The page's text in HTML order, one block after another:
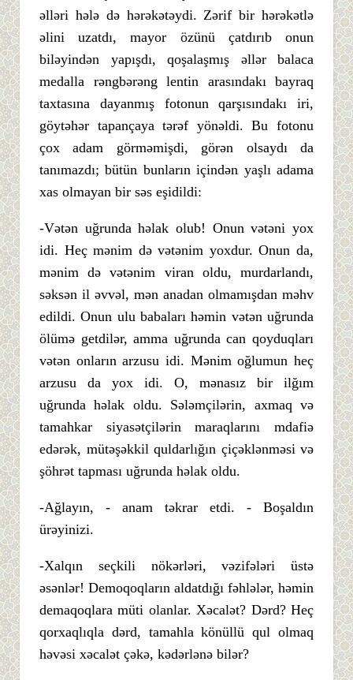
əlləri hələ də hərəkətəydi. Zərif bir hərəkətlə
əlini uzatdı, mayor özünü çatdırıb onun
biləyindən yapışdı, qoşalaşmış əllər balaca
medalla rəngbərəng lentin arasındakı bayraq
taxtasına dayanmış fotonun qarşısındakı iri,
göytəhər tapançaya tərəf yönəldi. Bu fotonu
çox adam görməmişdi, görən olsaydı da
tanımazdı; bütün bunların içindən yaşlı adama
xas olmayan bir səs eşidildi:
-Vətən uğrunda həlak olub! Onun vətəni yox
idi. Heç mənim də vətənim yoxdur. Onun da,
mənim də vətənim viran oldu, murdarlandı,
səksən il əvvəl, mən anadan olmamışdan məhv
edildi. Onun ulu babaları həmin vətən uğrunda
ölümə getdilər, amma uğrunda can qoyduqları
vətən onların arzusu idi. Mənim oğlumun heç
arzusu da yox idi. O, mənasız bir ilğım
uğrunda həlak oldu. Sələmçilərin, axmaq və
tamahkar siyasətçilərin maraqlarını mdafiə
edərək, mütəşəkkil quldarlığın çiçəklənməsi və
şöhrət tapması uğrunda həlak oldu.
-Ağlayın, - anam təkrar etdi. - Boşaldın
ürəyinizi.
-Xalqın seçkili nökərləri, vəzifələri üstə
əsənlər! Demoqoqların aldatdığı fəhlələr, həmin
demaqoqlara müti olanlar. Xəcalət? Dərd? Heç
qorxaqlıqla dərd, tamahla könüllü qul olmaq
həvəsi xəcalət çəkə, kədərlənə bilər?